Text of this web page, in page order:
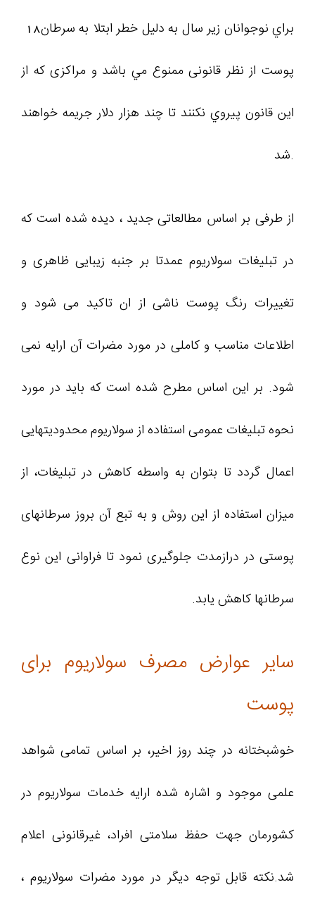
براي نوجوانان زير ‪ 18سال به دليل خطر ابتلا به سرطان
پوست از نظر قانونی ممنوع مي باشد و مراکزی كه از
اين قانون پيروي نكنند تا چند هزار دلار جريمه خواهند
شد.
از طرفی بر اساس مطالعاتی جدید ، دیده شده است که
در تبلیغات سولاریوم عمدتا بر جنبه زیبایی ظاهری و
تغییرات رنگ پوست ناشی از ان تاکید می شود و
اطلاعات مناسب و کاملی در مورد مضرات آن ارایه نمی
شود. بر این اساس مطرح شده است که باید در مورد
نحوه تبلیغات عمومی استفاده از سولاریوم محدودیتهایی
اعمال گردد تا بتوان به واسطه کاهش در تبلیغات، از
میزان استفاده از این روش و به تبع آن بروز سرطانهای
پوستی در درازمدت جلوگیری نمود تا فراوانی این نوع
سرطانها کاهش یابد.
سایر عوارض مصرف سولاریوم برای
پوست
خوشبختانه در چند روز اخیر، بر اساس تمامی شواهد
علمی موجود و اشاره شده ارایه خدمات سولاریوم در
کشورمان جهت حفظ سلامتی افراد، غیرقانونی اعلام
شد.نکته قابل توجه دیگر در مورد مضرات سولاریوم ،